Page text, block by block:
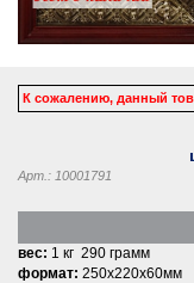
К сожалению, данный
Арт.: 10001791
вес: 1 кг 290 грамм
формат: 250x220x60мм